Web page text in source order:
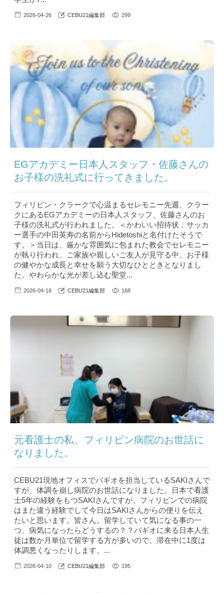
2026-04-26 CEBU21編集部 299
EGアカデミー日本人スタッフ・佐藤さんの
お子様の洗礼式に行ってきました。
フィリピン・クラークで心温まるセレモニー先週、クラー
クにあるEGアカデミーの日本人スタッフ、佐藤さんのお
子様の洗礼式が行われました。＜かわいい招待状：サッカ
ー選手の中田英寿の名前からHidetoshiと名付けたそうで
す。＞当日は、厳かな雰囲気に包まれた教会でセレモニー
が執り行われ、ご家族や親しいご友人が見守る中、お子様
の健やかな成長と幸せを願う大切なひとときとなりまし
た。やわらかな光が差し込む聖堂...
2026-04-18 CEBU21編集部 168
元看護士の私、フィリピン病院のお世話に
なりました。
CEBU21現地オフィスでバギオを担当しているSAKIさんで
すが、体調を崩し病院のお世話になりました。日本で看護
士5年の経験をもつSAKIさんですが、フィリピンでの病院
はまた違う経験でして今日はSAKIさんからの便りを伝え
たいと思います。皆さん。留学していて気になる事の一
つ、病気になったらどうするの？？バギオに来る日本人生
徒は数か月単位で留学する方が多いので、滞在中に1度は
体調悪くなったりします。...
2026-04-10 CEBU21編集部 195